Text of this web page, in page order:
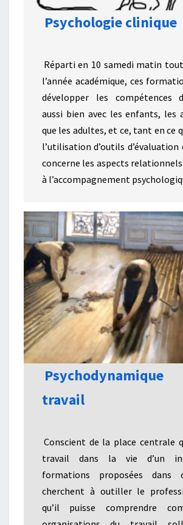
Psychologie clinique
Réparti en 10 samedi matin
l’année académique, ces
développer les compétences
aussi bien avec les enfants, les
que les adultes, et ce, tant en ce
l’utilisation d’outils d’évaluation
concerne les aspects
à l’accompagnement
travail
Conscient de la place centrale
travail dans la vie d’un
formations proposées dans
cherchent à outiller le
qu’il puisse comprendre